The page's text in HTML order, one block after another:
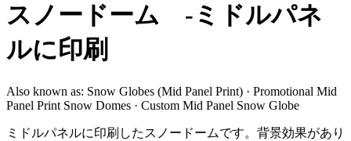
スノードーム -ミドルパネ
ルに印刷
Also known as: Snow Globes (Mid Panel Print) · Promotional Mid
Panel Print Snow Domes · Custom Mid Panel Snow Globe
ミドルパネルに印刷したスノードームです。背景効果があり